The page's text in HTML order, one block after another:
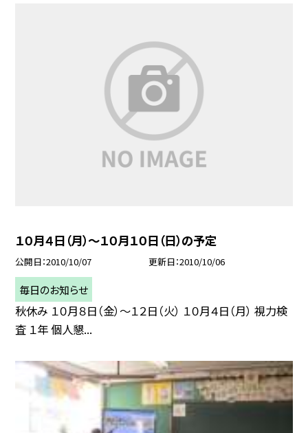
１０月４日（月）〜１０月１０日（日）の予定
公開日 2010/10/07 更新日 2010/10/06
毎日のお知らせ
秋休み １０月８日（金）〜１２日（火） １０月４日（月） 視力検
査 １年 個人懇...